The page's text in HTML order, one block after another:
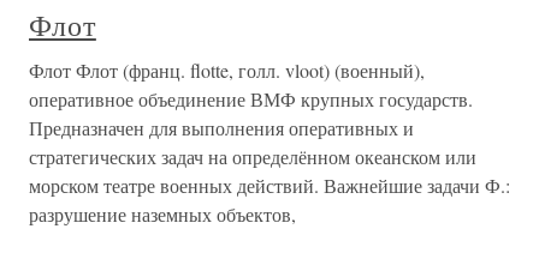
Флот
Флот Флот (франц. flotte, голл. vloot) (военный),
оперативное объединение ВМФ крупных государств.
Предназначен для выполнения оперативных и
стратегических задач на определённом океанском или
морском театре военных действий. Важнейшие задачи Ф.:
разрушение наземных объектов,